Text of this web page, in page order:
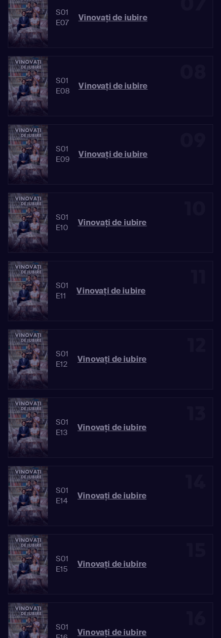
S01
E07
Vinovaţi de iubire
S01
E08
Vinovaţi de iubire
S01
E09
Vinovaţi de iubire
S01
E10
Vinovaţi de iubire
S01
E11
Vinovaţi de iubire
S01
E12
Vinovaţi de iubire
S01
E13
Vinovaţi de iubire
S01
E14
Vinovaţi de iubire
S01
E15
Vinovaţi de iubire
S01
Vinovaţi de iubire